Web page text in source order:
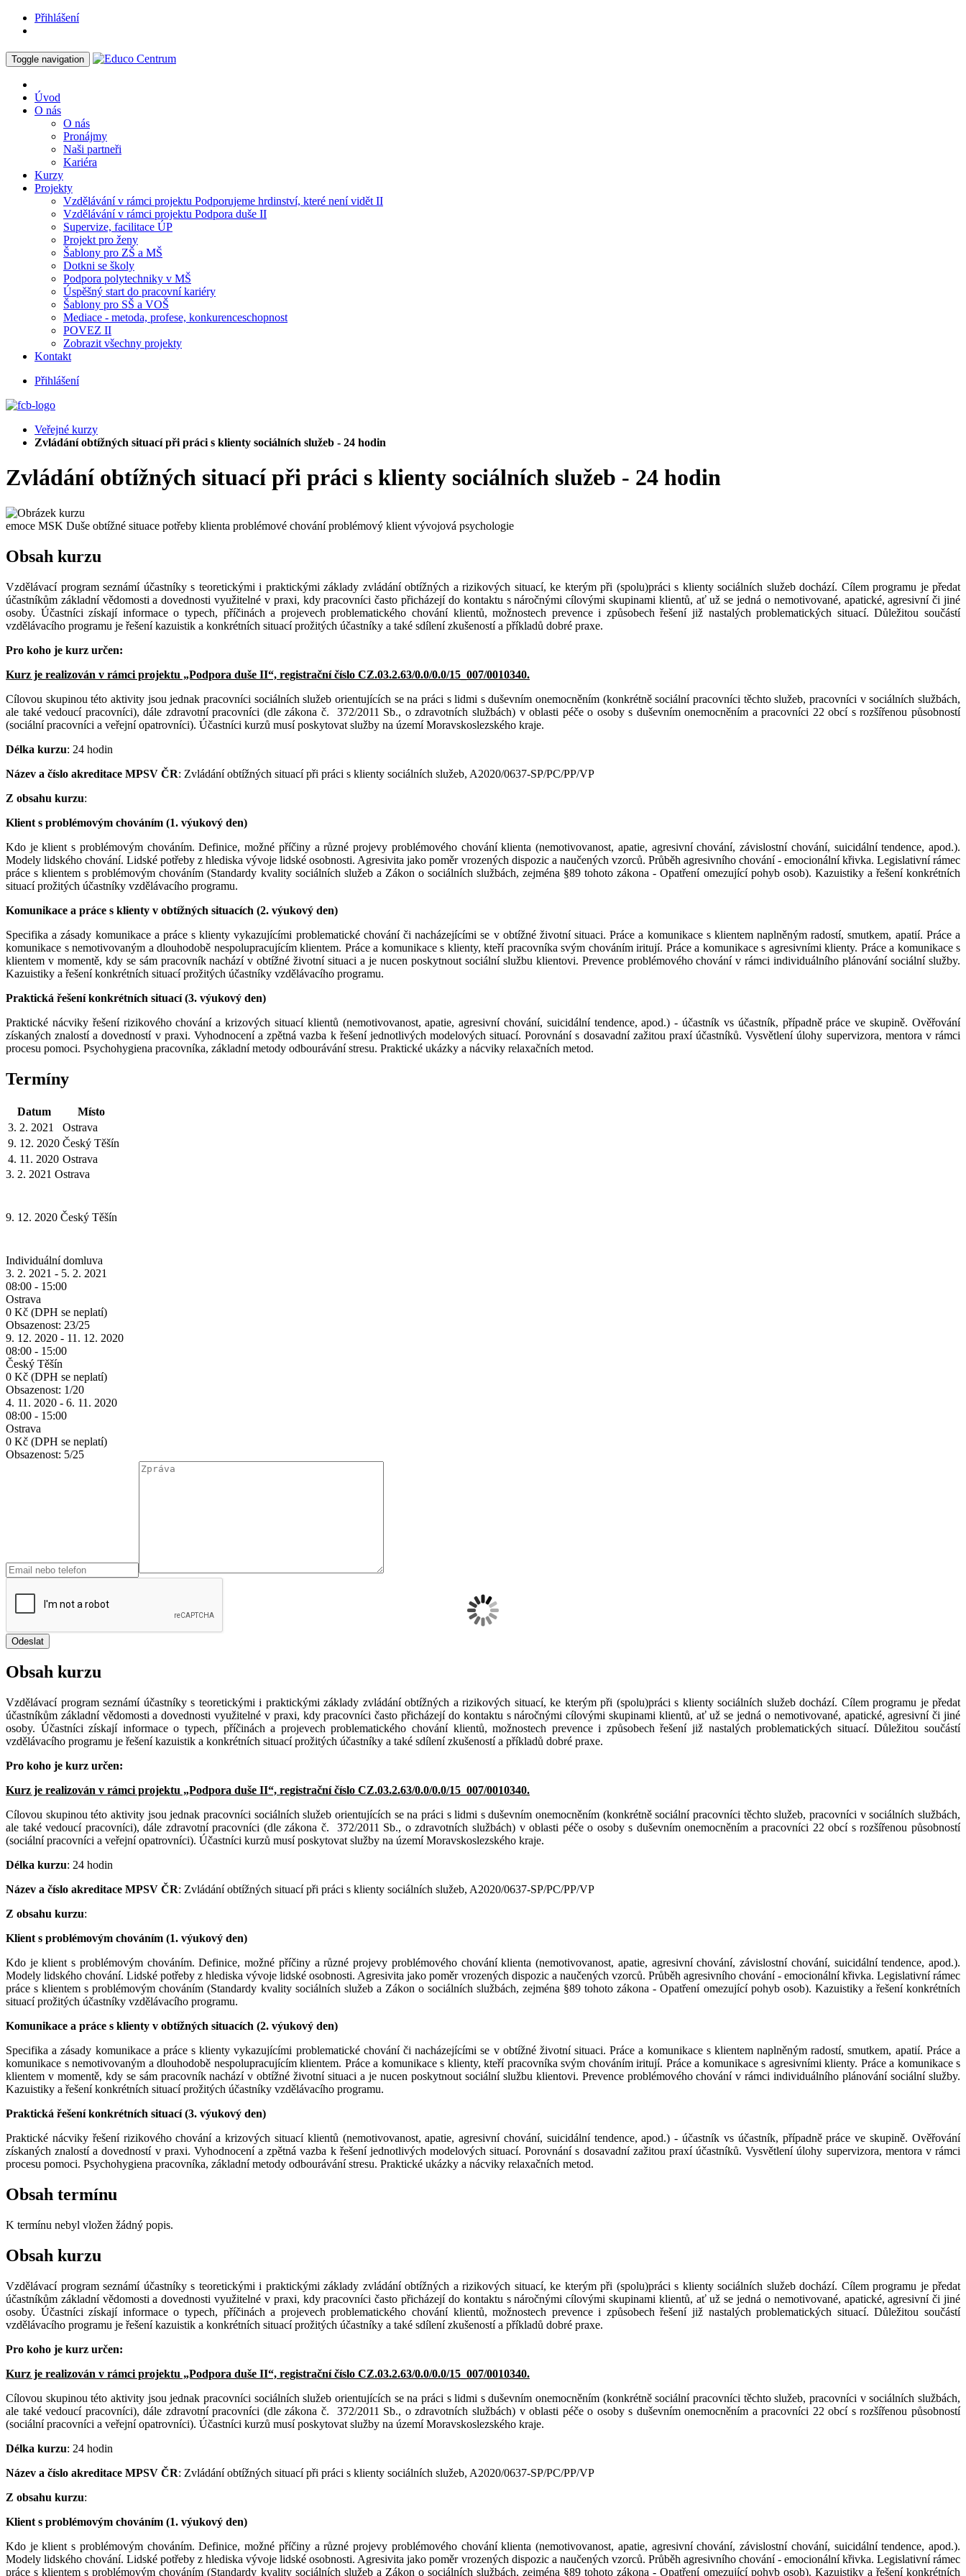
Přihlášení
Toggle navigation
Úvod
O nás
O nás
Pronájmy
Naši partneři
Kariéra
Kurzy
Projekty
Vzdělávání v rámci projektu Podporujeme hrdinství, které není vidět II
Vzdělávání v rámci projektu Podpora duše II
Supervize, facilitace ÚP
Projekt pro ženy
Šablony pro ZŠ a MŠ
Dotkni se školy
Podpora polytechniky v MŠ
Úspěšný start do pracovní kariéry
Šablony pro SŠ a VOŠ
Mediace - metoda, profese, konkurenceschopnost
POVEZ II
Zobrazit všechny projekty
Kontakt
Přihlášení
Veřejné kurzy
Zvládání obtížných situací při práci s klienty sociálních služeb - 24 hodin
Zvládání obtížných situací při práci s klienty sociálních služeb - 24 hodin
emoce MSK Duše obtížné situace potřeby klienta problémové chováníproblémový klient vývojová psychologie
Obsah kurzu
Vzdělávací program seznámí účastníky s teoretickými i praktickými základy zvládání obtížných a rizikových situací, ke kterým při (spolu)práci s klienty sociálních služeb dochází. Cílem programu je předat
účastníkům základní vědomosti a dovednosti využitelné v praxi, kdy pracovníci často přicházejí do kontaktu s náročnými cílovými skupinami klientů, ať už se jedná o nemotivované, apatické, agresivní či jiné
osoby. Účastníci získají informace o typech, příčinách a projevech problematického chování klientů, možnostech prevence i způsobech řešení již nastalých problematických situací. Důležitou součástí
vzdělávacího programu je řešení kazuistik a konkrétních situací prožitých účastníky a také sdílení zkušeností a příkladů dobré praxe.
Pro koho je kurz určen:
Kurz je realizován v rámci projektu „Podpora duše II“, registrační číslo CZ.03.2.63/0.0/0.0/15_007/0010340.
Cílovou skupinou této aktivity jsou jednak pracovníci sociálních služeb orientujících se na práci s lidmi s duševním onemocněním (konkrétně sociální pracovníci těchto služeb, pracovníci v sociálních službách,
ale také vedoucí pracovníci), dále zdravotní pracovníci (dle zákona č. 372/2011 Sb., o zdravotních službách) v oblasti péče o osoby s duševním onemocněním a pracovníci 22 obcí s rozšířenou působností
(sociální pracovníci a veřejní opatrovníci). Účastníci kurzů musí poskytovat služby na území Moravskoslezského kraje.
Délka kurzu: 24 hodin
Název a číslo akreditace MPSV ČR: Zvládání obtížných situací při práci s klienty sociálních služeb, A2020/0637-SP/PC/PP/VP
Z obsahu kurzu:
Klient s problémovým chováním (1. výukový den)
Kdo je klient s problémovým chováním. Definice, možné příčiny a různé projevy problémového chování klienta (nemotivovanost, apatie, agresivní chování, závislostní chování, suicidální tendence, apod.).
Modely lidského chování. Lidské potřeby z hlediska vývoje lidské osobnosti. Agresivita jako poměr vrozených dispozic a naučených vzorců. Průběh agresivního chování - emocionální křivka. Legislativní rámec
práce s klientem s problémovým chováním (Standardy kvality sociálních služeb a Zákon o sociálních službách, zejména §89 tohoto zákona - Opatření omezující pohyb osob). Kazuistiky a řešení konkrétních
situací prožitých účastníky vzdělávacího programu.
Komunikace a práce s klienty v obtížných situacích (2. výukový den)
Specifika a zásady komunikace a práce s klienty vykazujícími problematické chování či nacházejícími se v obtížné životní situaci. Práce a komunikace s klientem naplněným radostí, smutkem, apatií. Práce a
komunikace s nemotivovaným a dlouhodobě nespolupracujícím klientem. Práce a komunikace s klienty, kteří pracovníka svým chováním iritují. Práce a komunikace s agresivními klienty. Práce a komunikace s
klientem v momentě, kdy se sám pracovník nachází v obtížné životní situaci a je nucen poskytnout sociální službu klientovi. Prevence problémového chování v rámci individuálního plánování sociální služby.
Kazuistiky a řešení konkrétních situací prožitých účastníky vzdělávacího programu.
Praktická řešení konkrétních situací (3. výukový den)
Praktické nácviky řešení rizikového chování a krizových situací klientů (nemotivovanost, apatie, agresivní chování, suicidální tendence, apod.) - účastník vs účastník, případně práce ve skupině. Ověřování
získaných znalostí a dovedností v praxi. Vyhodnocení a zpětná vazba k řešení jednotlivých modelových situací. Porovnání s dosavadní zažitou praxí účastníků. Vysvětlení úlohy supervizora, mentora v rámci
procesu pomoci. Psychohygiena pracovníka, základní metody odbourávání stresu. Praktické ukázky a nácviky relaxačních metod.
Termíny
Datum
Místo
3. 2. 2021
Ostrava
9. 12. 2020 Český Těšín
4. 11. 2020 Ostrava
3. 2. 2021 Ostrava
9. 12. 2020 Český Těšín
Individuální domluva
3. 2. 2021 - 5. 2. 2021
08:00 - 15:00
Ostrava
0 Kč (DPH se neplatí)
Obsazenost: 23/25
9. 12. 2020 - 11. 12. 2020
08:00 - 15:00
Český Těšín
0 Kč (DPH se neplatí)
Obsazenost: 1/20
4. 11. 2020 - 6. 11. 2020
08:00 - 15:00
Ostrava
0 Kč (DPH se neplatí)
Obsazenost: 5/25
Obsah kurzu
Vzdělávací program seznámí účastníky s teoretickými i praktickými základy zvládání obtížných a rizikových situací, ke kterým při (spolu)práci s klienty sociálních služeb dochází. Cílem programu je předat
účastníkům základní vědomosti a dovednosti využitelné v praxi, kdy pracovníci často přicházejí do kontaktu s náročnými cílovými skupinami klientů, ať už se jedná o nemotivované, apatické, agresivní či jiné
osoby. Účastníci získají informace o typech, příčinách a projevech problematického chování klientů, možnostech prevence i způsobech řešení již nastalých problematických situací. Důležitou součástí
vzdělávacího programu je řešení kazuistik a konkrétních situací prožitých účastníky a také sdílení zkušeností a příkladů dobré praxe.
Pro koho je kurz určen:
Kurz je realizován v rámci projektu „Podpora duše II“, registrační číslo CZ.03.2.63/0.0/0.0/15_007/0010340.
Cílovou skupinou této aktivity jsou jednak pracovníci sociálních služeb orientujících se na práci s lidmi s duševním onemocněním (konkrétně sociální pracovníci těchto služeb, pracovníci v sociálních službách,
ale také vedoucí pracovníci), dále zdravotní pracovníci (dle zákona č. 372/2011 Sb., o zdravotních službách) v oblasti péče o osoby s duševním onemocněním a pracovníci 22 obcí s rozšířenou působností
(sociální pracovníci a veřejní opatrovníci). Účastníci kurzů musí poskytovat služby na území Moravskoslezského kraje.
Délka kurzu: 24 hodin
Název a číslo akreditace MPSV ČR: Zvládání obtížných situací při práci s klienty sociálních služeb, A2020/0637-SP/PC/PP/VP
Z obsahu kurzu:
Klient s problémovým chováním (1. výukový den)
Kdo je klient s problémovým chováním. Definice, možné příčiny a různé projevy problémového chování klienta (nemotivovanost, apatie, agresivní chování, závislostní chování, suicidální tendence, apod.).
Modely lidského chování. Lidské potřeby z hlediska vývoje lidské osobnosti. Agresivita jako poměr vrozených dispozic a naučených vzorců. Průběh agresivního chování - emocionální křivka. Legislativní rámec
práce s klientem s problémovým chováním (Standardy kvality sociálních služeb a Zákon o sociálních službách, zejména §89 tohoto zákona - Opatření omezující pohyb osob). Kazuistiky a řešení konkrétních
situací prožitých účastníky vzdělávacího programu.
Komunikace a práce s klienty v obtížných situacích (2. výukový den)
Specifika a zásady komunikace a práce s klienty vykazujícími problematické chování či nacházejícími se v obtížné životní situaci. Práce a komunikace s klientem naplněným radostí, smutkem, apatií. Práce a
komunikace s nemotivovaným a dlouhodobě nespolupracujícím klientem. Práce a komunikace s klienty, kteří pracovníka svým chováním iritují. Práce a komunikace s agresivními klienty. Práce a komunikace s
klientem v momentě, kdy se sám pracovník nachází v obtížné životní situaci a je nucen poskytnout sociální službu klientovi. Prevence problémového chování v rámci individuálního plánování sociální služby.
Kazuistiky a řešení konkrétních situací prožitých účastníky vzdělávacího programu.
Praktická řešení konkrétních situací (3. výukový den)
Praktické nácviky řešení rizikového chování a krizových situací klientů (nemotivovanost, apatie, agresivní chování, suicidální tendence, apod.) - účastník vs účastník, případně práce ve skupině. Ověřování
získaných znalostí a dovedností v praxi. Vyhodnocení a zpětná vazba k řešení jednotlivých modelových situací. Porovnání s dosavadní zažitou praxí účastníků. Vysvětlení úlohy supervizora, mentora v rámci
procesu pomoci. Psychohygiena pracovníka, základní metody odbourávání stresu. Praktické ukázky a nácviky relaxačních metod.
Obsah termínu
K termínu nebyl vložen žádný popis.
Obsah kurzu
Vzdělávací program seznámí účastníky s teoretickými i praktickými základy zvládání obtížných a rizikových situací, ke kterým při (spolu)práci s klienty sociálních služeb dochází. Cílem programu je předat
účastníkům základní vědomosti a dovednosti využitelné v praxi, kdy pracovníci často přicházejí do kontaktu s náročnými cílovými skupinami klientů, ať už se jedná o nemotivované, apatické, agresivní či jiné
osoby. Účastníci získají informace o typech, příčinách a projevech problematického chování klientů, možnostech prevence i způsobech řešení již nastalých problematických situací. Důležitou součástí
vzdělávacího programu je řešení kazuistik a konkrétních situací prožitých účastníky a také sdílení zkušeností a příkladů dobré praxe.
Pro koho je kurz určen:
Kurz je realizován v rámci projektu „Podpora duše II“, registrační číslo CZ.03.2.63/0.0/0.0/15_007/0010340.
Cílovou skupinou této aktivity jsou jednak pracovníci sociálních služeb orientujících se na práci s lidmi s duševním onemocněním (konkrétně sociální pracovníci těchto služeb, pracovníci v sociálních službách,
ale také vedoucí pracovníci), dále zdravotní pracovníci (dle zákona č. 372/2011 Sb., o zdravotních službách) v oblasti péče o osoby s duševním onemocněním a pracovníci 22 obcí s rozšířenou působností
(sociální pracovníci a veřejní opatrovníci). Účastníci kurzů musí poskytovat služby na území Moravskoslezského kraje.
Délka kurzu: 24 hodin
Název a číslo akreditace MPSV ČR: Zvládání obtížných situací při práci s klienty sociálních služeb, A2020/0637-SP/PC/PP/VP
Z obsahu kurzu:
Klient s problémovým chováním (1. výukový den)
Kdo je klient s problémovým chováním. Definice, možné příčiny a různé projevy problémového chování klienta (nemotivovanost, apatie, agresivní chování, závislostní chování, suicidální tendence, apod.).
Modely lidského chování. Lidské potřeby z hlediska vývoje lidské osobnosti. Agresivita jako poměr vrozených dispozic a naučených vzorců. Průběh agresivního chování - emocionální křivka. Legislativní rámec
práce s klientem s problémovým chováním (Standardy kvality sociálních služeb a Zákon o sociálních službách, zejména §89 tohoto zákona - Opatření omezující pohyb osob). Kazuistiky a řešení konkrétních